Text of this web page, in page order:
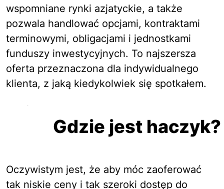
wspomniane rynki azjatyckie, a także
pozwala handlować opcjami, kontraktami
terminowymi, obligacjami i jednostkami
funduszy inwestycyjnych. To najszersza
oferta przeznaczona dla indywidualnego
klienta, z jaką kiedykolwiek się spotkałem.
Gdzie jest haczyk?
Oczywistym jest, że aby móc zaoferować
tak niskie ceny i tak szeroki dostęp do